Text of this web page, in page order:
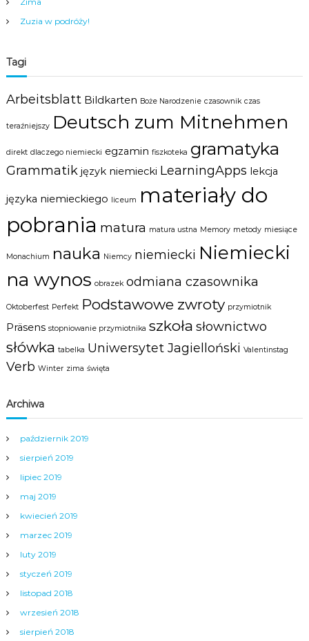
Zuzia w podróży!
Tagi
Arbeitsblatt Bildkarten Boże Narodzenie czasownik czas
teraźniejszy Deutsch zum Mitnehmen
direkt dlaczego niemiecki egzamin fiszkoteka gramatyka
Grammatik język niemiecki LearningApps lekcja
języka niemieckiego liceum
materiały do
pobrania matura matura ustna Memory metody miesiące
Monachium nauka Niemcy niemiecki Niemiecki
na wynos obrazek odmiana czasownika
Oktoberfest Perfekt Podstawowe zwroty przymiotnik
Präsens stopniowanie przymiotnika szkoła słownictwo
słówka tabelka Uniwersytet Jagielloński Valentinstag
Verb Winter zima święta
Archiwa
październik 2019
sierpień 2019
lipiec 2019
maj 2019
kwiecień 2019
marzec 2019
luty 2019
styczeń 2019
listopad 2018
wrzesień 2018
sierpień 2018